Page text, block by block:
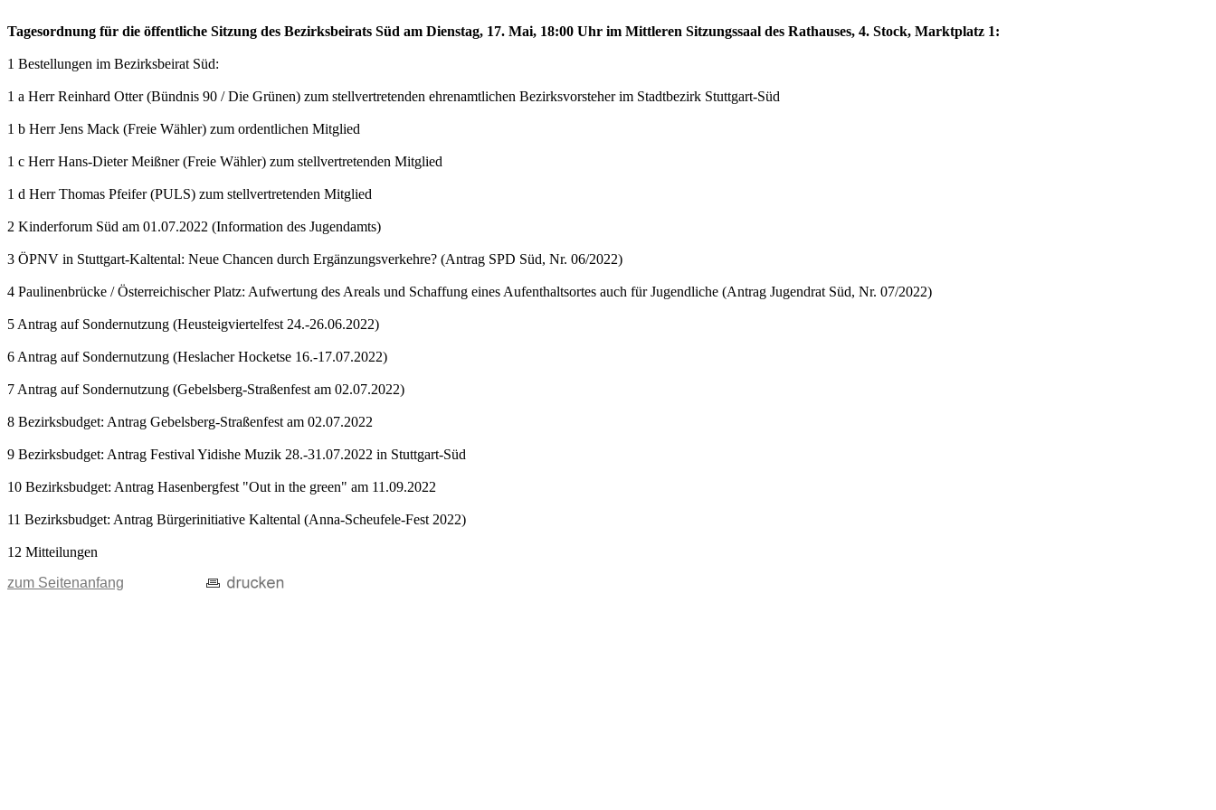
Tagesordnung für die öffentliche Sitzung des Bezirksbeirats Süd am Dienstag, 17. Mai, 18:00 Uhr im Mittleren Sitzungssaal des Rathauses, 4. Stock, Marktplatz 1:
1 Bestellungen im Bezirksbeirat Süd:
1 a Herr Reinhard Otter (Bündnis 90 / Die Grünen) zum stellvertretenden ehrenamtlichen Bezirksvorsteher im Stadtbezirk Stuttgart-Süd
1 b Herr Jens Mack (Freie Wähler) zum ordentlichen Mitglied
1 c Herr Hans-Dieter Meißner (Freie Wähler) zum stellvertretenden Mitglied
1 d Herr Thomas Pfeifer (PULS) zum stellvertretenden Mitglied
2 Kinderforum Süd am 01.07.2022 (Information des Jugendamts)
3 ÖPNV in Stuttgart-Kaltental: Neue Chancen durch Ergänzungsverkehre? (Antrag SPD Süd, Nr. 06/2022)
4 Paulinenbrücke / Österreichischer Platz: Aufwertung des Areals und Schaffung eines Aufenthaltsortes auch für Jugendliche (Antrag Jugendrat Süd, Nr. 07/2022)
5 Antrag auf Sondernutzung (Heusteigviertelfest 24.-26.06.2022)
6 Antrag auf Sondernutzung (Heslacher Hocketse 16.-17.07.2022)
7 Antrag auf Sondernutzung (Gebelsberg-Straßenfest am 02.07.2022)
8 Bezirksbudget: Antrag Gebelsberg-Straßenfest am 02.07.2022
9 Bezirksbudget: Antrag Festival Yidishe Muzik 28.-31.07.2022 in Stuttgart-Süd
10 Bezirksbudget: Antrag Hasenbergfest "Out in the green" am 11.09.2022
11 Bezirksbudget: Antrag Bürgerinitiative Kaltental (Anna-Scheufele-Fest 2022)
12 Mitteilungen
zum Seitenanfang